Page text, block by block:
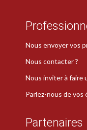
Nous envoyer vos
Nous contacter ?
Nous inviter à faire
Parlez-nous de vos
Partenaires